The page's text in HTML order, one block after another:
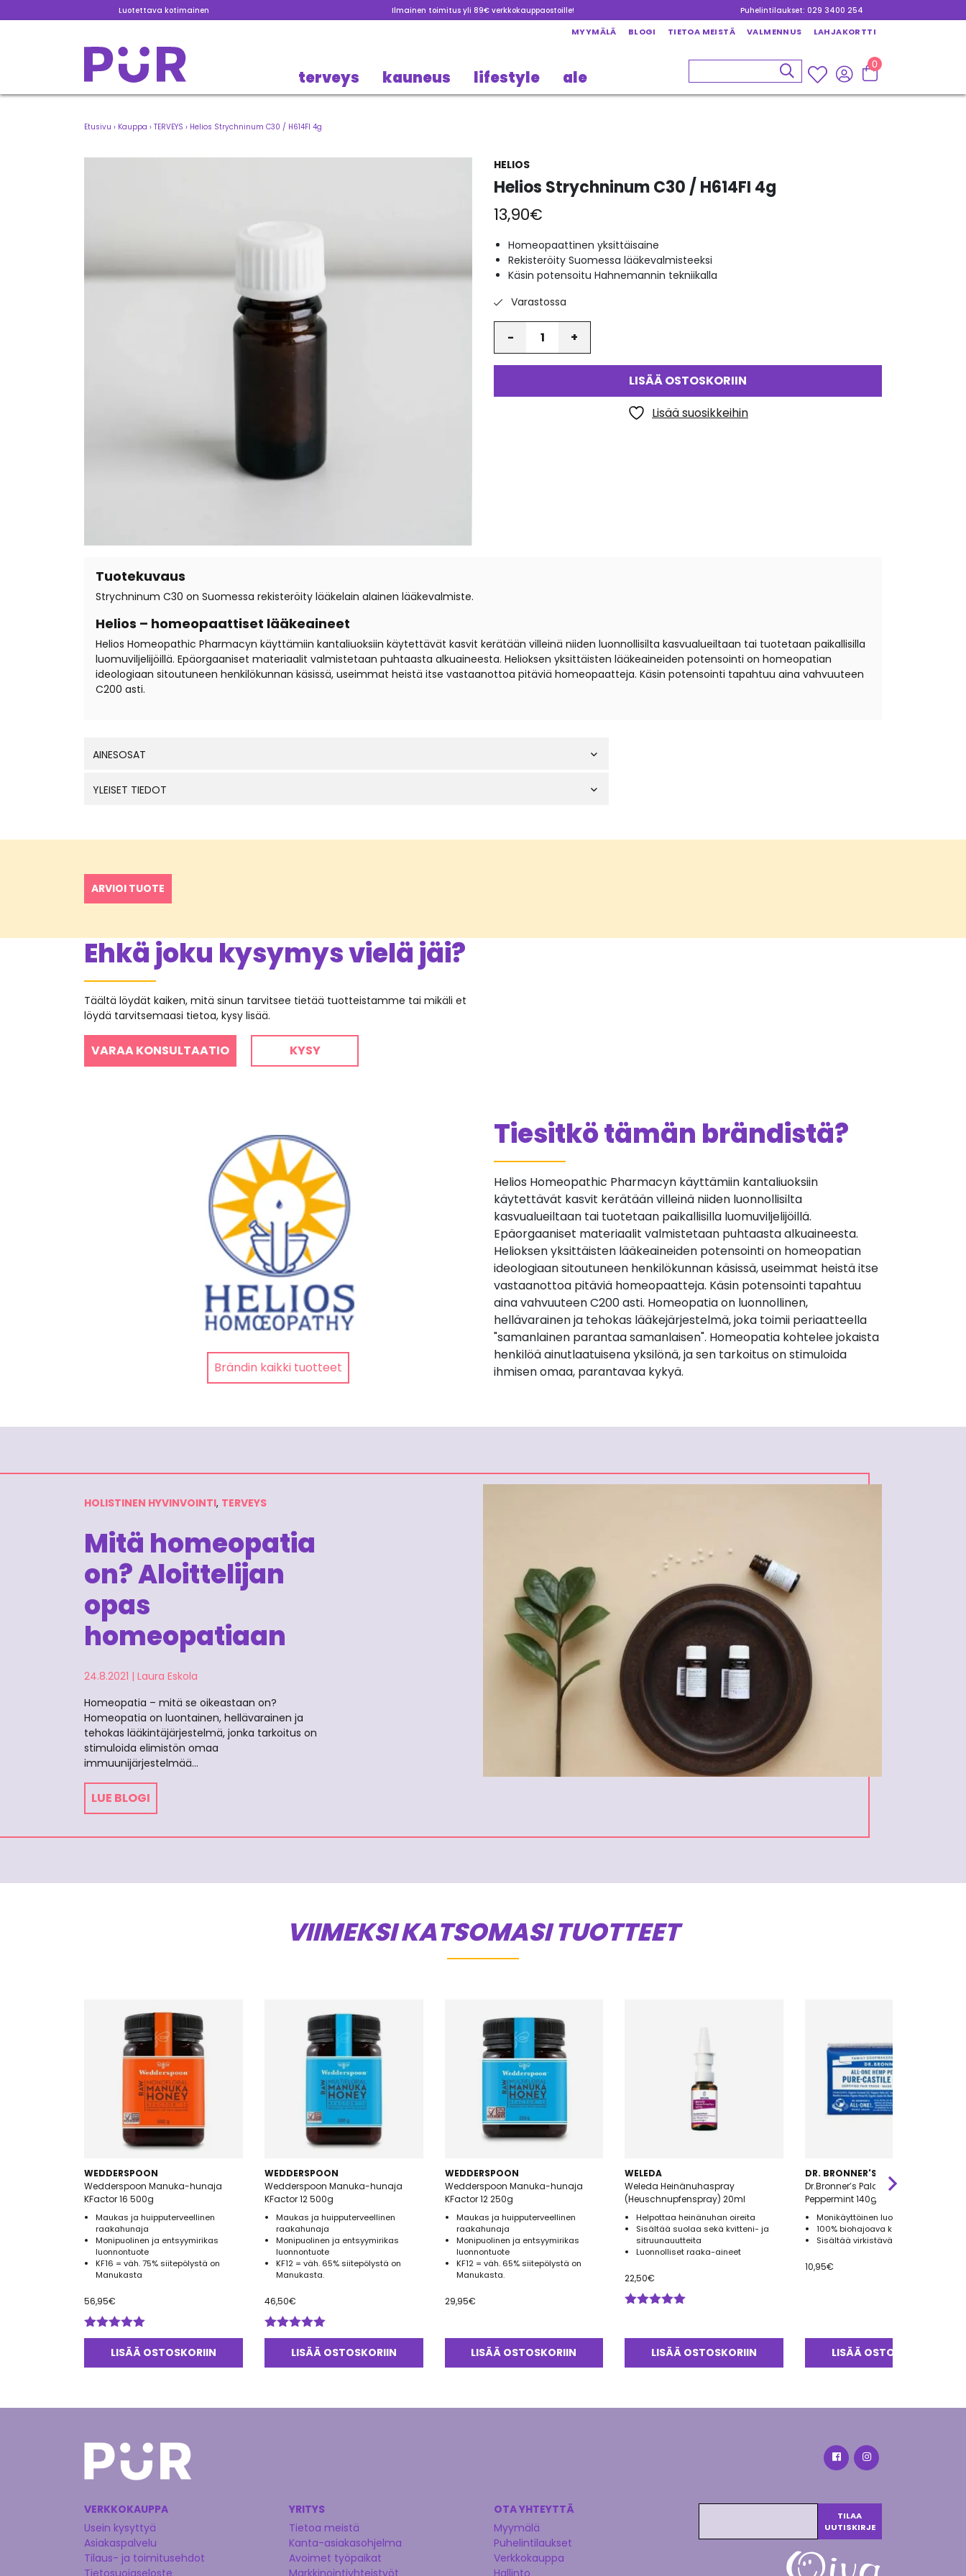
Luotettava kotimainen Ilmainen toimitus yli 89€ verkkokauppaostoille! Puhelintilaukset: 029 3400 254
MYYMÄLÄ BLOGI TIETOA MEISTÄ VALMENNUS LAHJAKORTTI
terveys kauneus lifestyle ale
0
Etusivu › Kauppa › TERVEYS › Helios Strychninum C30 / H614FI 4g
HELIOS
Helios Strychninum C30 / H614FI 4g
13,90€
Homeopaattinen yksittäisaine
Rekisteröity Suomessa lääkevalmisteeksi
Käsin potensoitu Hahnemannin tekniikalla
Varastossa
LISÄÄ OSTOSKORIIN
Lisää suosikkeihin
Tuotekuvaus
Strychninum C30 on Suomessa rekisteröity lääkelain alainen lääkevalmiste.
Helios – homeopaattiset lääkeaineet
Helios Homeopathic Pharmacyn käyttämiin kantaliuoksiin käytettävät kasvit kerätään villeinä niiden luonnollisilta kasvualueiltaan tai tuotetaan paikallisilla
luomuviljelijöillä. Epäorgaaniset materiaalit valmistetaan puhtaasta alkuaineesta. Helioksen yksittäisten lääkeaineiden potensointi on homeopatian
ideologiaan sitoutuneen henkilökunnan käsissä, useimmat heistä itse vastaanottoa pitäviä homeopaatteja. Käsin potensointi tapahtuu aina vahvuuteen
C200 asti.
AINESOSAT
YLEISET TIEDOT
ARVIOI TUOTE
Ehkä joku kysymys vielä jäi?
Täältä löydät kaiken, mitä sinun tarvitsee tietää tuotteistamme tai mikäli et
löydä tarvitsemaasi tietoa, kysy lisää.
VARAA KONSULTAATIO KYSY
Brändin kaikki tuotteet
Tiesitkö tämän brändistä?
Helios Homeopathic Pharmacyn käyttämiin kantaliuoksiin
käytettävät kasvit kerätään villeinä niiden luonnollisilta
kasvualueiltaan tai tuotetaan paikallisilla luomuviljelijöillä.
Epäorgaaniset materiaalit valmistetaan puhtaasta alkuaineesta.
Helioksen yksittäisten lääkeaineiden potensointi on homeopatian
ideologiaan sitoutuneen henkilökunnan käsissä, useimmat heistä itse
vastaanottoa pitäviä homeopaatteja. Käsin potensointi tapahtuu
aina vahvuuteen C200 asti. Homeopatia on luonnollinen,
hellävarainen ja tehokas lääkejärjestelmä, joka toimii periaatteella
"samanlainen parantaa samanlaisen". Homeopatia kohtelee jokaista
henkilöä ainutlaatuisena yksilönä, ja sen tarkoitus on stimuloida
ihmisen omaa, parantavaa kykyä.
HOLISTINEN HYVINVOINTI, TERVEYS
Mitä homeopatia
on? Aloittelijan
opas
homeopatiaan
24.8.2021 | Laura Eskola
Homeopatia – mitä se oikeastaan on?
Homeopatia on luontainen, hellävarainen ja
tehokas lääkintäjärjestelmä, jonka tarkoitus on
stimuloida elimistön omaa
immuunijärjestelmää…
LUE BLOGI
VIIMEKSI KATSOMASI TUOTTEET
WEDDERSPOON
Wedderspoon Manuka-hunaja
KFactor 16 500g
Maukas ja huipputerveellinen
raakahunaja
Monipuolinen ja entsyymirikas
luonnontuote
KF16 = väh. 75% siitepölystä on
Manukasta
56,95€
Arvostelu
tuotteesta:
LISÄÄ OSTOSKORIIN
WEDDERSPOON
Wedderspoon Manuka-hunaja
KFactor 12 500g
Maukas ja huipputerveellinen
raakahunaja
Monipuolinen ja entsyymirikas
luonnontuote
KF12 = väh. 65% siitepölystä on
Manukasta.
46,50€
Arvostelu
tuotteesta:
LISÄÄ OSTOSKORIIN
WEDDERSPOON
Wedderspoon Manuka-hunaja
KFactor 12 250g
Maukas ja huipputerveellinen
raakahunaja
Monipuolinen ja entsyymirikas
luonnontuote
KF12 = väh. 65% siitepölystä on
Manukasta.
29,95€
LISÄÄ OSTOSKORIIN
WELEDA
Weleda Heinänuhaspray
(Heuschnupfenspray) 20ml
Helpottaa heinänuhan oireita
Sisältää suolaa sekä kvitteni- ja
sitruunauutteita
Luonnolliset raaka-aineet
22,50€
5.00/ 5
LISÄÄ OSTOSKORIIN
DR. BRONNER'S
Dr.Bronner’s Palasaippua
Peppermint 140g
Monikäyttöinen luomu palasaippua
100% biohajoava kääre
Sisältää virkistävää piparminttua
10,95€
LISÄÄ OSTOSKORIIN
VERKKOKAUPPA
Usein kysyttyä
Asiakaspalvelu
Tilaus- ja toimitusehdot
Tietosuojaseloste
YRITYS
Tietoa meistä
Kanta-asiakasohjelma
Avoimet työpaikat
Markkinointiyhteistyöt
OTA YHTEYTTÄ
Myymälä
Puhelintilaukset
Verkkokauppa
Hallinto